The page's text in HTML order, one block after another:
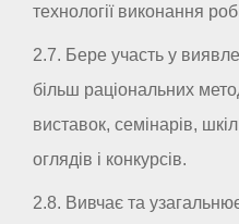
технології виконання
2.7. Бере участь у
більш раціональних
виставок, семінарів,
оглядів і конкурсів.
2.8. Вивчає та